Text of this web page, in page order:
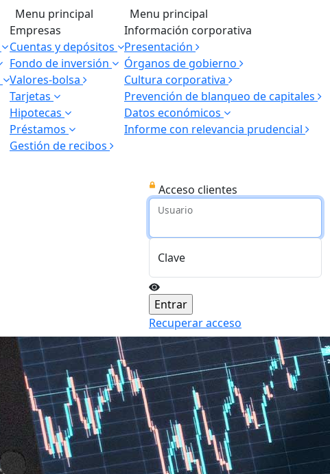
Menu principal
Empresas
Cuentas y depósitos
Fondo de inversión
Valores-bolsa
Tarjetas
Hipotecas
Préstamos
Gestión de recibos
Menu principal
Información corporativa
Presentación
Órganos de gobierno
Cultura corporativa
Prevención de blanqueo de capitales
Datos económicos
Informe con relevancia prudencial
Acceso clientes
Usuario
Clave
Recuperar acceso